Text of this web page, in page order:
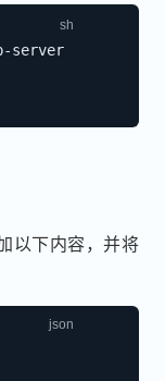
以下内容，并将